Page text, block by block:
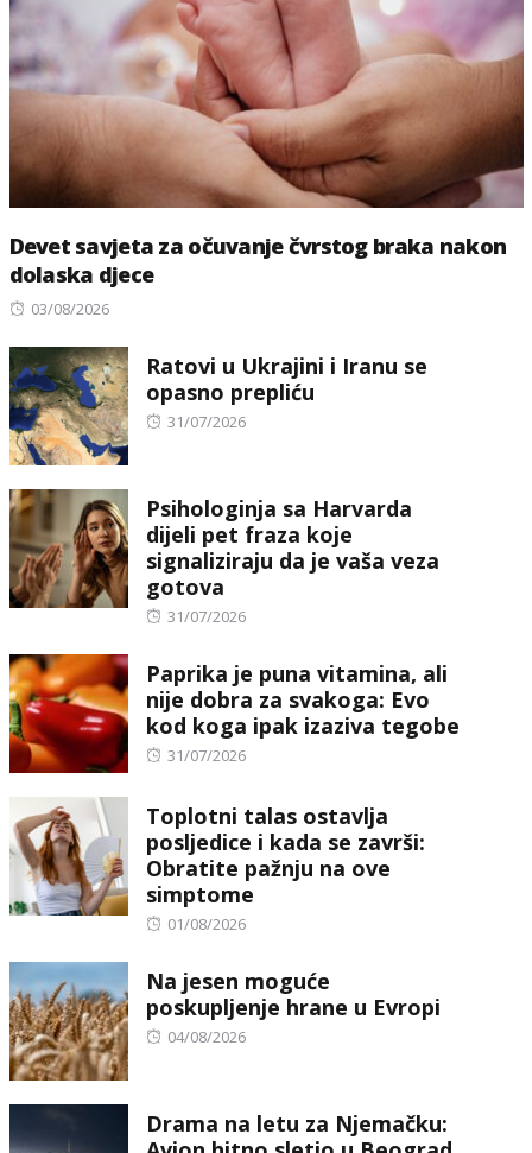
Devet savjeta za očuvanje čvrstog braka nakon
dolaska djece
Posted
03/08/2026
Ratovi u Ukrajini i Iranu se
opasno prepliću
Posted
31/07/2026
Psihologinja sa Harvarda
dijeli pet fraza koje
signaliziraju da je vaša veza
gotova
Posted
31/07/2026
Paprika je puna vitamina, ali
nije dobra za svakoga: Evo
kod koga ipak izaziva tegobe
Posted
31/07/2026
Toplotni talas ostavlja
posljedice i kada se završi:
Obratite pažnju na ove
simptome
Posted
01/08/2026
Na jesen moguće
poskupljenje hrane u Evropi
Posted
04/08/2026
Drama na letu za Njemačku: